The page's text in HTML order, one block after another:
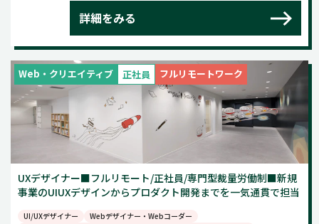
詳細をみる
Web・クリエイティブ 正社員 フルリモートワーク
UXデザイナー■フルリモート/正社員/専門型裁量労働制■新規
事業のUIUXデザインからプロダクト開発までを一気通貫で担当
UI/UXデザイナー
Webデザイナー・Webコーダー